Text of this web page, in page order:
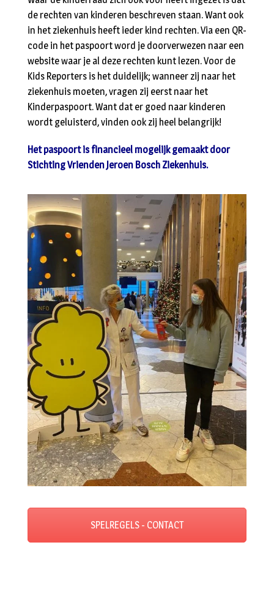
de rechten van kinderen beschreven staan. Want ook
in het ziekenhuis heeft ieder kind rechten. Via een QR-
code in het paspoort word je doorverwezen naar een
website waar je al deze rechten kunt lezen. Voor de
Kids Reporters is het duidelijk; wanneer zij naar het
ziekenhuis moeten, vragen zij eerst naar het
Kinderpaspoort. Want dat er goed naar kinderen
wordt geluisterd, vinden ook zij heel belangrijk!
Het paspoort is financieel mogelijk gemaakt door
Stichting Vrienden Jeroen Bosch Ziekenhuis.
SPELREGELS - CONTACT